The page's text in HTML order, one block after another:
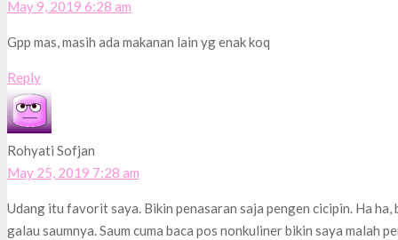
May 9, 2019 6:28 am
Gpp mas, masih ada makanan lain yg enak koq
Reply
Rohyati Sofjan
May 25, 2019 7:28 am
Udang itu favorit saya. Bikin penasaran saja pengen cicipin. Ha
galau saumnya. Saum cuma baca pos nonkuliner bikin saya malah